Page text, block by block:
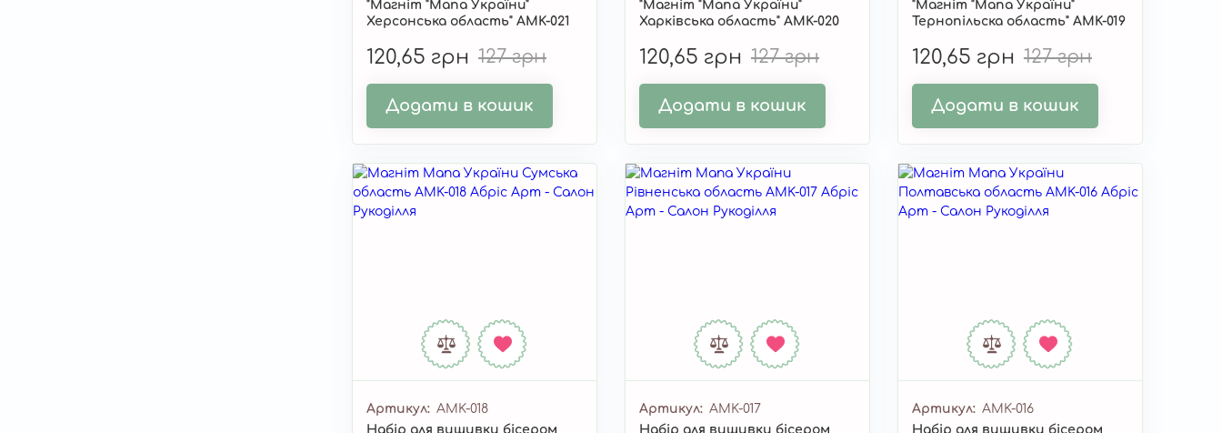
"Магніт "Мапа України"
Херсонська область" AMK-021
120,65 грн 127 грн
Додати в кошик
"Магніт "Мапа України"
Харківська область" AMK-020
120,65 грн 127 грн
Додати в кошик
"Магніт "Мапа України"
Тернопільска область" AMK-019
120,65 грн 127 грн
Додати в кошик
Артикул
AMK-018
Набір для вишивки бісером
Артикул
AMK-017
Набір для вишивки бісером
Артикул
AMK-016
Набір для вишивки бісером